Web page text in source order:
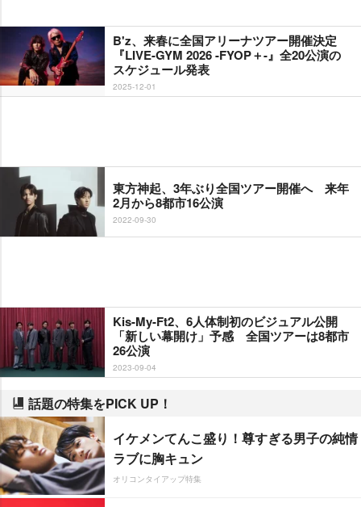
B'z、来春に全国アリーナツアー開催決定
『LIVE-GYM 2026 -FYOP＋-』全20公演の
スケジュール発表
2025-12-01
東方神起、3年ぶり全国ツアー開催へ 来年
2月から8都市16公演
2022-09-30
Kis-My-Ft2、6人体制初のビジュアル公開
「新しい幕開け」予感 全国ツアーは8都市
26公演
2023-09-04
話題の特集をPICK UP！
イケメンてんこ盛り！尊すぎる男子の純情
ラブに胸キュン
オリコンタイアップ特集